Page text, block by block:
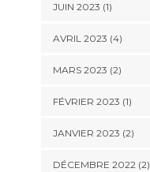
JUIN 2023 (1)
AVRIL 2023 (4)
MARS 2023 (2)
FÉVRIER 2023 (1)
JANVIER 2023 (2)
DÉCEMBRE 2022(2)